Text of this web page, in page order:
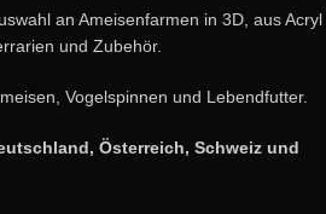
an Ameisenfarmen in 3D, aus Acryl
und Zubehör.
Vogelspinnen und Lebendfutter.
Österreich, Schweiz und